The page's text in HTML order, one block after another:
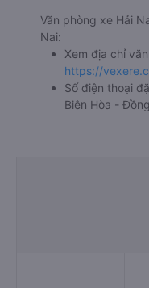
Văn phòng xe Hải
Nai:
Xem địa chỉ
https://
Số điện thoại
Biên Hòa -